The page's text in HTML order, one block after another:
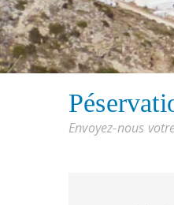
Envoyez-nous